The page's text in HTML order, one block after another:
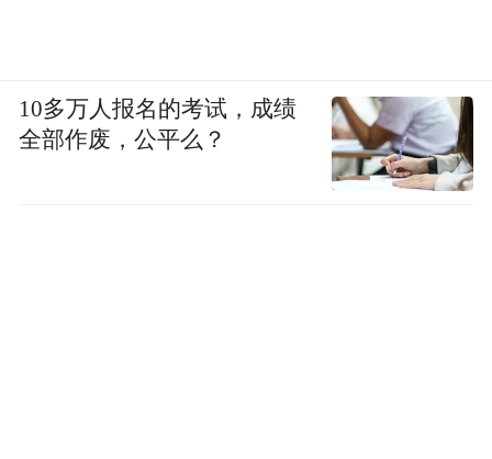
10多万人报名的考试，成绩
全部作废，公平么？